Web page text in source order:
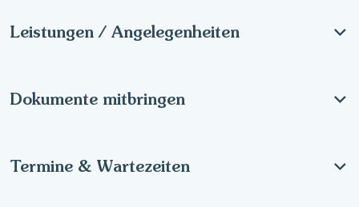
Leistungen / Angelegenheiten
Dokumente mitbringen
Termine & Wartezeiten